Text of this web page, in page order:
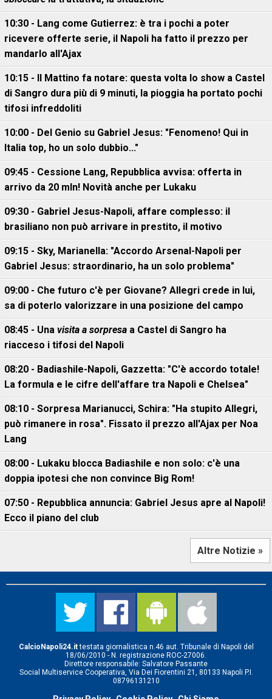
10:30 - Lang come Gutierrez: è tra i pochi a poter
ricevere offerte serie, il Napoli ha fatto il prezzo per
mandarlo all'Ajax
10:15 - Il Mattino fa notare: questa volta lo show a Castel
di Sangro dura più di 9 minuti, la pioggia ha portato pochi
tifosi infreddoliti
10:00 - Del Genio su Gabriel Jesus: "Fenomeno! Qui in
Italia top, ho un solo dubbio..."
09:45 - Cessione Lang, Repubblica avvisa: offerta in
arrivo da 20 mln! Novità anche per Lukaku
09:30 - Gabriel Jesus-Napoli, affare complesso: il
brasiliano non può arrivare in prestito, il motivo
09:15 - Sky, Marianella: "Accordo Arsenal-Napoli per
Gabriel Jesus: straordinario, ha un solo problema"
09:00 - Che futuro c'è per Giovane? Allegri crede in lui,
sa di poterlo valorizzare in una posizione del campo
08:45 - Una visita a sorpresa a Castel di Sangro ha
riacceso i tifosi del Napoli
08:20 - Badiashile-Napoli, Gazzetta: "C'è accordo totale!
La formula e le cifre dell'affare tra Napoli e Chelsea"
08:10 - Sorpresa Marianucci, Schira: "Ha stupito Allegri,
può rimanere in rosa". Fissato il prezzo all'Ajax per Noa
Lang
08:00 - Lukaku blocca Badiashile e non solo: c'è una
doppia ipotesi che non convince Big Rom!
07:50 - Repubblica annuncia: Gabriel Jesus apre al Napoli!
Ecco il piano del club
Altre Notizie »
CalcioNapoli24.ittestata giornalistica n.46 aut. Tribunale di Napoli del
18/06/2010 - N. registrazione ROC-27006.
Direttore responsabile: Salvatore Passante
Social Multiservice Cooperativa, Via Dei Fiorentini 21, 80133 Napoli P.I.
08796131210